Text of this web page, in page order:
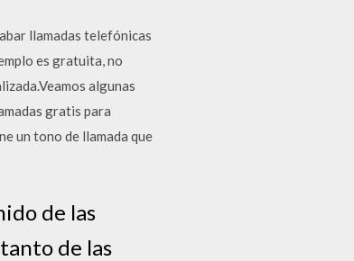
llamadas telefónicas
es gratuita, no
algunas
gratis para
un tono de llamada que
de las
de las